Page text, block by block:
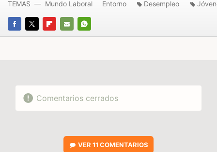
FACEBOOK
TWITTERFLIPBOARD
E-
WHATSAPP
TEMAS Mundo Laboral Entorno Desempleo
Comentarios cerrados
VER11 COMENTARIOS